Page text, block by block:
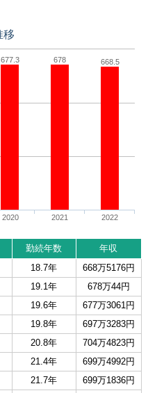
移
677.3 678 668.5
2020 2021 2022
勤続年数
年収
18.7年
668万5176円
19.1年
678万44円
19.6年
677万3061円
19.8年
697万3283円
20.8年
704万4823円
21.4年
699万4992円
21.7年
699万1836円